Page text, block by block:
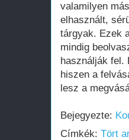
valamilyen
elhasznált,
tárgyak. Ezek
mindig
használják fel.
hiszen a
lesz a
Bejegyezte:
Címkék: Tört